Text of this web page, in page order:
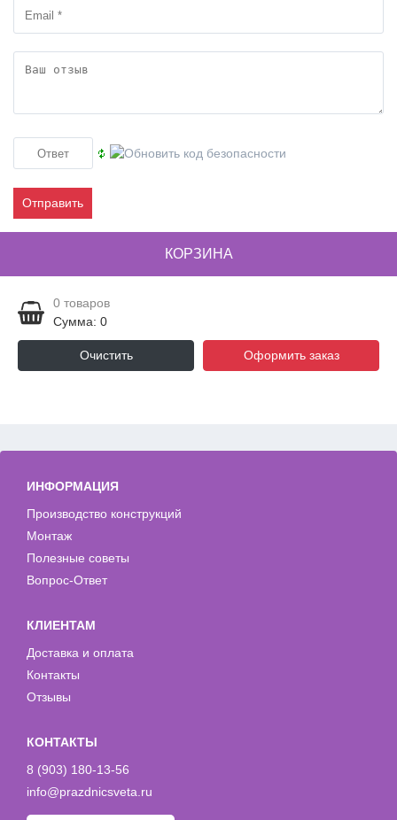
Отправить
КОРЗИНА
0 товаров
Сумма: 0
Очистить Оформить заказ
ИНФОРМАЦИЯ
Производство конструкций
Монтаж
Полезные советы
Вопрос-Ответ
КЛИЕНТАМ
Доставка и оплата
Контакты
Отзывы
КОНТАКТЫ
8 (903) 180-13-56
info@prazdnicsveta.ru